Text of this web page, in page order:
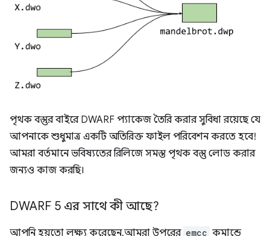
পৃথক বস্তুর বাইরে DWARF প্যাকেজ তৈরি করার সুবিধা রয়েছে যে
আপনাকে শুধুমাত্র একটি অতিরিক্ত ফাইল পরিবেশন করতে হবে!
আমরা বর্তমানে ভবিষ্যতের রিলিজে সমস্ত পৃথক বস্তু লোড করার
জন্যও কাজ করছি।
DWARF 5 এর সাথে কী আছে?
আপনি হয়তো লক্ষ্য করেছেন, আমরা উপরের emcc কমান্ডে